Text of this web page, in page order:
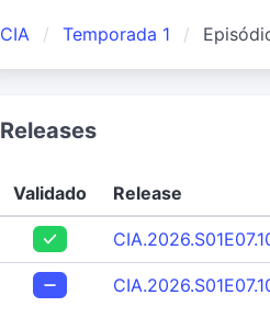
CIA Temporada 1
Releases
Validado Release